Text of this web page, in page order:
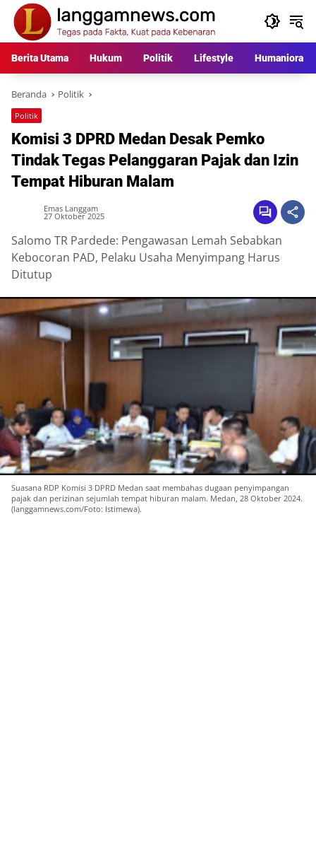
Langsung
konten
Berita Utama Hukum Politik Lifestyle Humaniora
Beranda Politik
Politik
Komisi 3 DPRD Medan Desak Pemko
Tindak Tegas Pelanggaran Pajak dan Izin
Tempat Hiburan Malam
Emas Langgam
27 Oktober 2025
Salomo TR Pardede: Pengawasan Lemah Sebabkan
Kebocoran PAD, Pelaku Usaha Menyimpang Harus
Ditutup
Suasana RDP Komisi 3 DPRD Medan saat membahas dugaan penyimpangan
pajak dan perizinan sejumlah tempat hiburan malam. Medan, 28 Oktober 2024.
(langgamnews.com/Foto: Istimewa).